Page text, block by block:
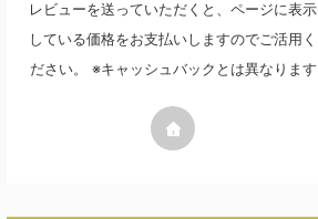
レビューを送っていただくと、ページに表示
している価格をお支払いしますのでご活用く
ださい。 ※キャッシュバックとは異なります